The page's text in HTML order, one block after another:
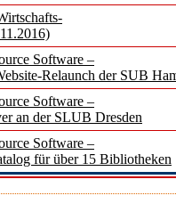
Software –
Relaunch der SUB
Software –
an der SLUB Dresden
Software –
für über 15 Bibliotheken